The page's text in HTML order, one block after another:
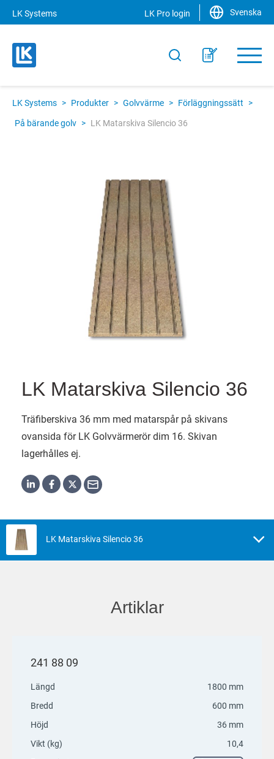
LK Systems LK Pro login Svenska
LK Systems > Produkter > Golvvärme > Förläggningssätt >
På bärande golv > LK Matarskiva Silencio 36
LK Matarskiva Silencio 36
Träfiberskiva 36 mm med matarspår på skivans
ovansida för LK Golvvärmerör dim 16. Skivan
lagerhålles ej.
LK Matarskiva Silencio 36
Artiklar
241 88 09
Längd
1800 mm
Bredd
600 mm
Höjd
36 mm
Vikt (kg)
10,4